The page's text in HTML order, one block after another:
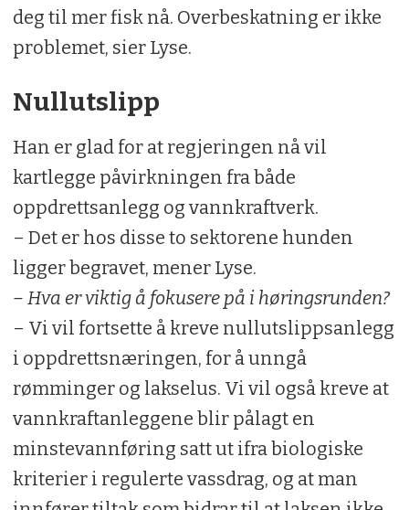
deg til mer fisk nå. Overbeskatning er ikke
problemet, sier Lyse.
Nullutslipp
Han er glad for at regjeringen nå vil
kartlegge påvirkningen fra både
oppdrettsanlegg og vannkraftverk.
– Det er hos disse to sektorene hunden
ligger begravet, mener Lyse.
– Hva er viktig å fokusere på i høringsrunden?
– Vi vil fortsette å kreve nullutslippsanlegg
i oppdrettsnæringen, for å unngå
rømminger og lakselus. Vi vil også kreve at
vannkraftanleggene blir pålagt en
minstevannføring satt ut ifra biologiske
kriterier i regulerte vassdrag, og at man